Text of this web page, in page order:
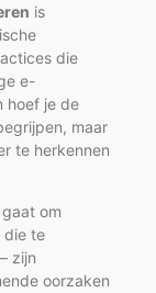
is
die
e-
hoef je de
maar
te herkennen
om
die te
zijn
oorzaken